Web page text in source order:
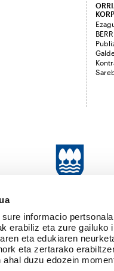
sure informacio
erabiliz eta zure
eta edukiaren
eta zertarako
duzu edozein